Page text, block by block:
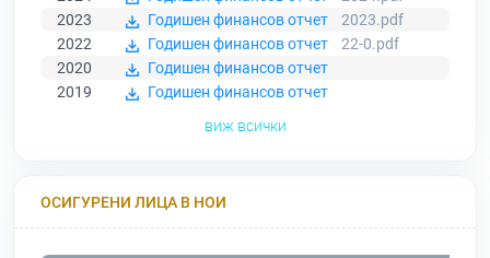
2023
Годишен финансов отчет
2023.pdf
2022
Годишен финансов отчет
22-0.pdf
2020
Годишен финансов отчет
2019
Годишен финансов отчет
виж всички
ОСИГУРЕНИ ЛИЦА В НОИ